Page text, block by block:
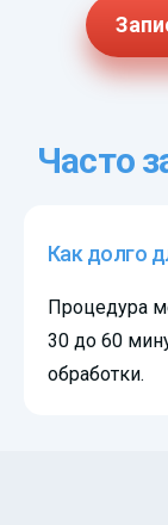
Часто
Как долго
Процедура
30 до 60
обработки.